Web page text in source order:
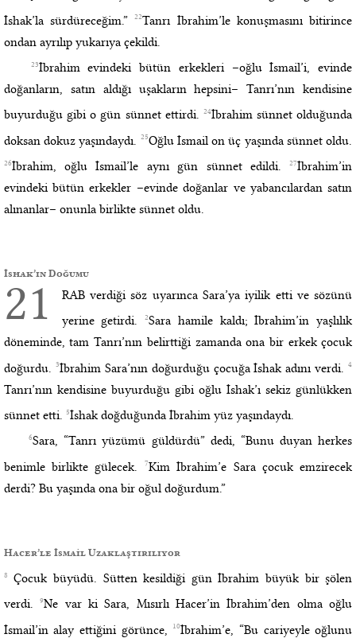
İshak’la sürdüreceğim.”22Tanrı İbrahim’le konuşmasını bitirince
ondan ayrılıp yukarıya çekildi.
23İbrahim evindeki bütün erkekleri –oğlu İsmail’i, evinde
doğanların, satın aldığı uşakların hepsini– Tanrı’nın kendisine
buyurduğu gibi o gün sünnet ettirdi.
24İbrahim sünnet olduğunda
doksan dokuz yaşındaydı. 25Oğlu İsmail on üç yaşında sünnet oldu.
26İbrahim, oğlu İsmail’le aynı gün sünnet edildi.27İbrahim’in
evindeki bütün erkekler –evinde doğanlar ve yabancılardan satın
alınanlar– onunla birlikte sünnet oldu.
İshak’ın Doğumu
21
RAB verdiği söz uyarınca Sara’ya iyilik etti ve sözünü
yerine getirdi.2Sara hamile kaldı; İbrahim’in yaşlılık
döneminde, tam Tanrı’nın belirttiği zamanda ona bir erkek çocuk
doğurdu. 3İbrahim Sara’nın doğurduğu çocuğa İshak adını verdi.4
Tanrı’nın kendisine buyurduğu gibi oğlu İshak’ı sekiz günlükken
sünnet etti. 5İshak doğduğunda İbrahim yüz yaşındaydı.
6Sara, “Tanrı yüzümü güldürdü” dedi, “Bunu duyan herkes
benimle birlikte gülecek.
7Kim İbrahim’e Sara çocuk emzirecek
derdi? Bu yaşında ona bir oğul doğurdum.”
Hacer’le İsmail Uzaklaştırılıyor
8
Çocuk büyüdü. Sütten kesildiği gün İbrahim büyük bir şölen
verdi.9Ne var ki Sara, Mısırlı Hacer’in İbrahim’den olma oğlu
İsmail’in alay ettiğini görünce,
10İbrahim’e, “Bu cariyeyle oğlunu